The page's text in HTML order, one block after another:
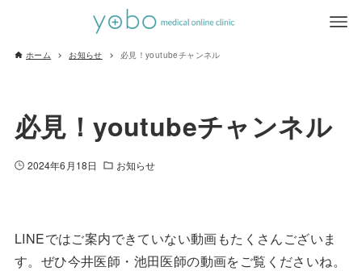
ホーム お知らせ 必見！youtubeチャンネル
必見！youtubeチャンネル
2024年6月18日 お知らせ
LINEではご案内できていない動画もたくさんございま
す。ぜひ今井医師・池田医師の動画をご覧くださいね。